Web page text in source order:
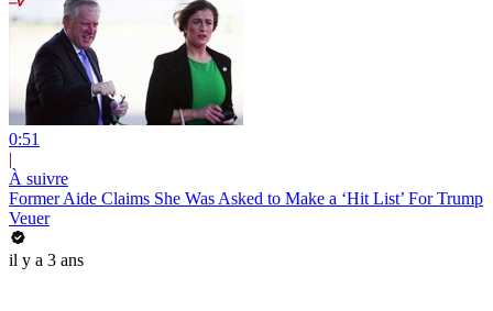
0:51
|
À suivre
Former Aide Claims She Was Asked to Make a ‘Hit List’ For Trump
Veuer
il y a 3 ans